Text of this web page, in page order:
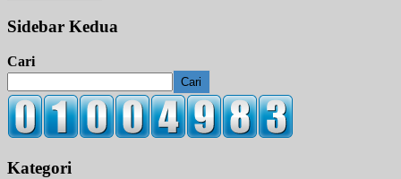
Sidebar Kedua
Cari
Cari
Kategori